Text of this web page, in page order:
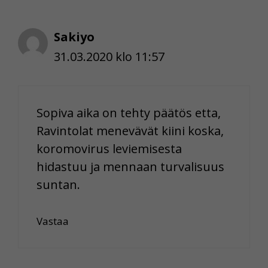
Sakiyo
31.03.2020 klo 11:57
Sopiva aika on tehty päätös etta,
Ravintolat menevävät kiini koska,
koromovirus leviemisesta
hidastuu ja mennaan turvalisuus
suntan.
Vastaa